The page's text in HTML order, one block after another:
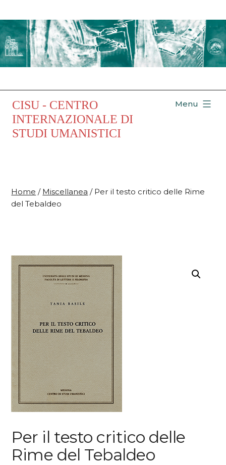
al
contenuto
CISU - CENTRO
INTERNAZIONALE DI
STUDI UMANISTICI
Menu
Home / Miscellanea / Per il testo critico delle Rime
del Tebaldeo
Per il testo critico delle
Rime del Tebaldeo